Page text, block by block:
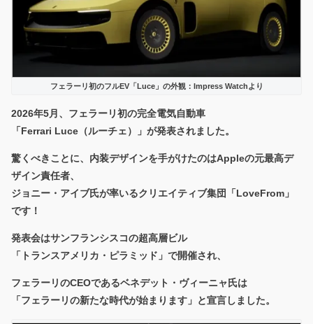
フェラーリ初のフルEV「Luce」の外観：Impress Watchより
2026年5月、フェラーリ初の完全電気自動車
「Ferrari Luce（ルーチェ）」 が発表されました。
驚くべきことに、内装デザインを手がけたのはAppleの元最高デ
ザイン責任者、
ジョニー・アイブ氏が率いるクリエイティブ集団「LoveFrom」
です！
発表会はサンフランシスコの超高層ビル
「トランスアメリカ・ピラミッド」で開催され、
フェラーリのCEOであるベネデット・ヴィーニャ氏は
「フェラーリの新たな時代が始まります」と宣言しました。